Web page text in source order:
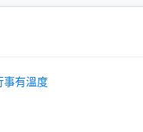
事有溫度